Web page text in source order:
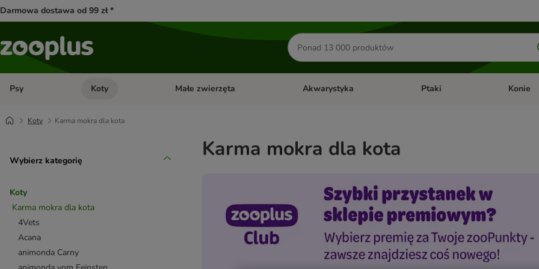
Darmowa dostawa od 99 zł *
Szukaj
produktów
Psy Otwórz menu kategorii: Psy
Koty Otwórz menu kategorii: Koty
Małe zwierzęta Otwórz menu kategorii: Małe zwierzęta
Akwarystyka Otwórz menu kategorii:
Ptaki Otwórz
Konie
Koty Karma mokra dla kota
Wybierz kategorię
Koty
Karma mokra dla kota
4Vets
Acana
animonda Carny
Karma mokra dla kota